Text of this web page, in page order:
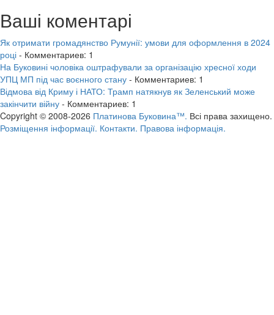
Ваші коментарі
Як отримати громадянство Румунії: умови для оформлення в 2024
році - Комментариев: 1
На Буковині чоловіка оштрафували за організацію хресної ходи
УПЦ МП під час воєнного стану - Комментариев: 1
Відмова від Криму і НАТО: Трамп натякнув як Зеленський може
закінчити війну - Комментариев: 1
Copyright © 2008-2026 Платинова Буковина™. Всі права захищено.
Розміщення інформації. Контакти. Правова інформація.